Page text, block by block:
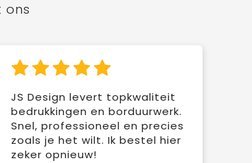
ons
JS Design levert topkwaliteit
bedrukkingen en borduurwerk.
Snel, professioneel en precies
zoals je het wilt. Ik bestel hier
zeker opnieuw!